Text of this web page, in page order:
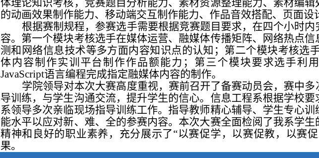
体理论知识考核，竞赛题目分析能力、素材资源整理能力、素材编
的动画效果制作能力、移动端交互制作能力、作品音效搭配、页面设
根据赛制规程，参赛选手需要根据竞赛题目要求，在四个小时
容。第一个模块考核选手在媒体运营、融媒体传播矩阵、网络热点
测和网络信息技术等多方面内容知识点的认知；第二个模块考核选
体内容制作实训平台制作作品额能力；第三个模块要求选手利
JavaScript语言编程完成指定融媒体内容的制作。
学院领导对本次大赛高度重视，赛前召开了备赛动员会，赛中
导训练，与学生沟通交流，提升学生的信心。信息工程系根据学校要
系领导多次亲临现场指导训练工作。指导教师精心辅导、学生专心
能水平以应对新、难、全的参赛内容。本次大赛全面检阅了我系学
精神和良好的职业素养，充分展示了“以赛促学，以赛促教，以赛
果。